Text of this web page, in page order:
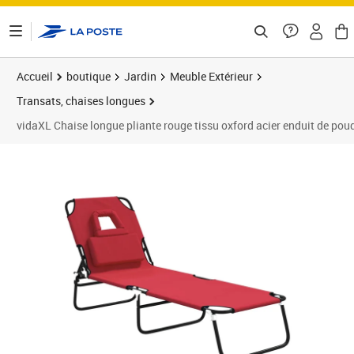
Accueil boutique Jardin
Meuble Extérieur
Transats, chaises longues
vidaXL Chaise longue pliante rouge tissu oxford acier enduit de